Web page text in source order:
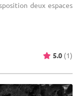
deux espaces
5.0 (1)